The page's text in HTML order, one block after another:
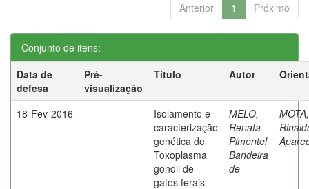
Anterior 1 Próximo
Conjunto de itens:
Data de
defesa
Pré-
visualização
Título Autor
18-Fev-2016
Isolamento e
caracterização
genética de
Toxoplasma
gondii de
gatos ferais
MELO,
Renata
Pimentel
Bandeira
de
MOTA,